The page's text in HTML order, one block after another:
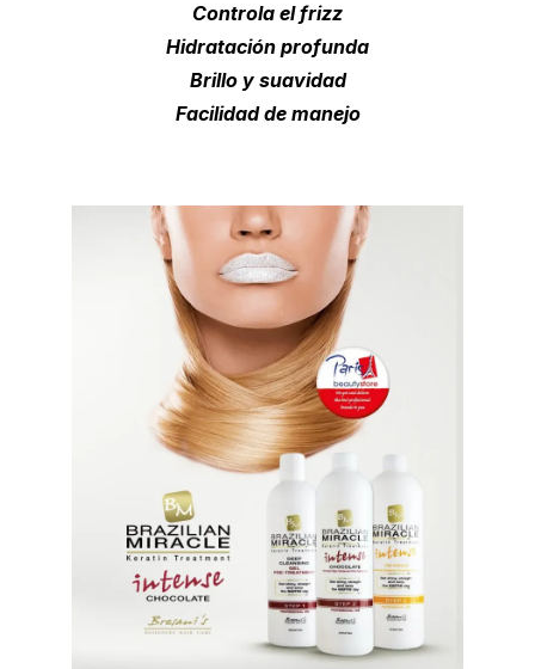
Controla el frizz
Hidratación profunda
Brillo y suavidad
Facilidad de manejo